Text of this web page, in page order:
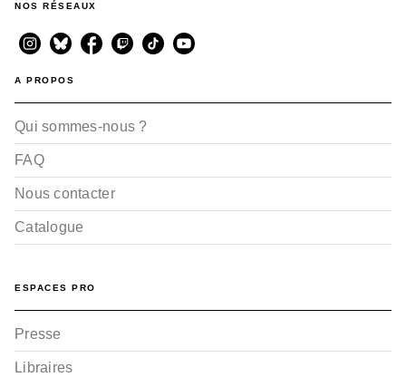
NOS RÉSEAUX
A PROPOS
Qui sommes-nous ?
FAQ
Nous contacter
Catalogue
ESPACES PRO
Presse
Libraires